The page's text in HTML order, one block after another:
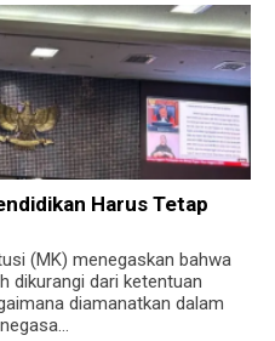
Harus Tetap
(MK) menegaskan bahwa
dikurangi dari ketentuan
diamanatkan dalam